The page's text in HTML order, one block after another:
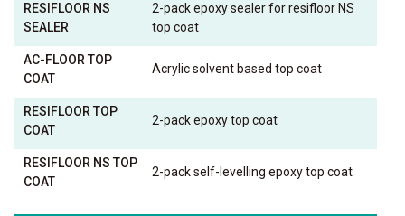
RESIFLOOR NS
SEALER
2-pack epoxy sealer for resifloor NS
top coat
AC-FLOOR TOP
COAT
Acrylic solvent based top coat
RESIFLOOR TOP
COAT
2-pack epoxy top coat
RESIFLOOR NS TOP
COAT
2-pack self-levelling epoxy top coat